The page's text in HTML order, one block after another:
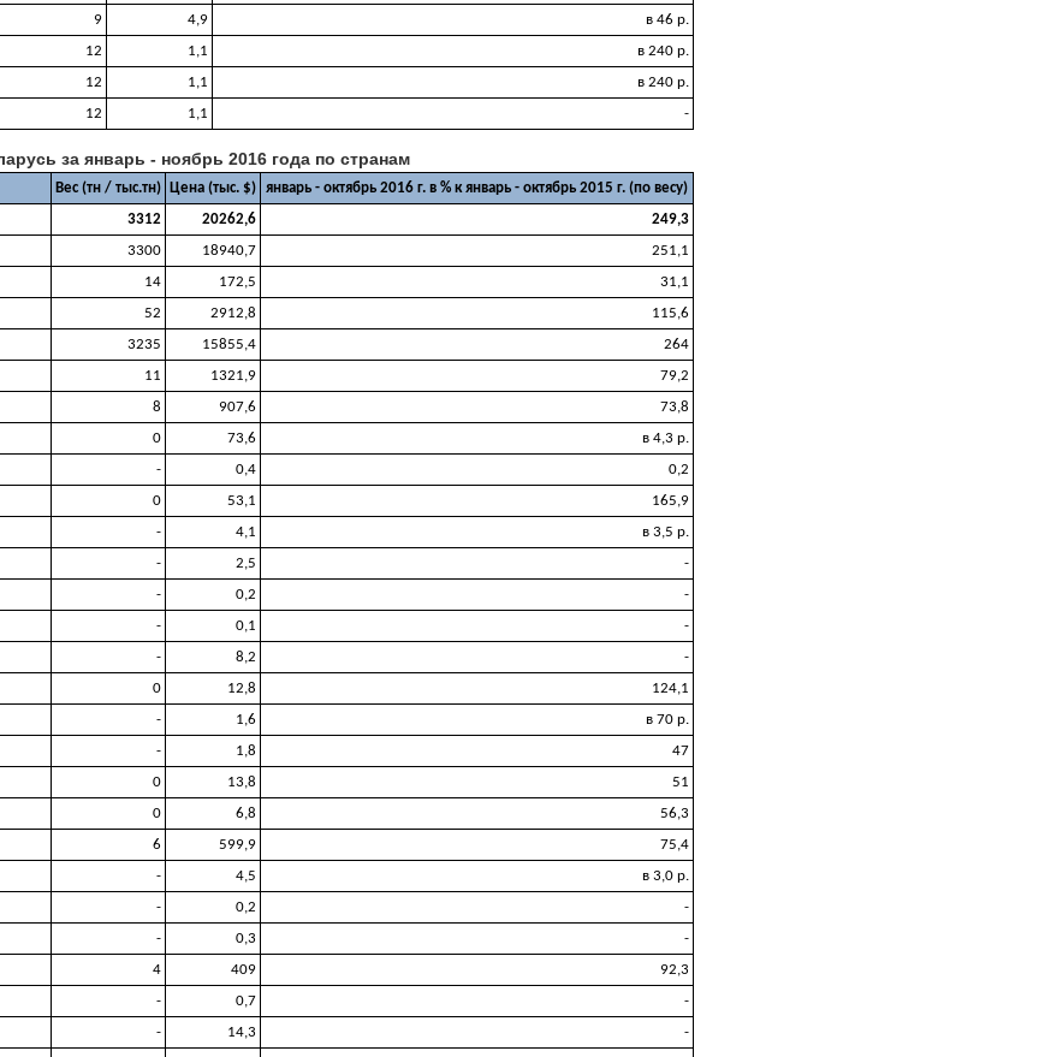
9 4,9
в 46 р.
12 1,1
в 240 р.
12 1,1
в 240 р.
12 1,1 -
за январь - ноябрь 2016 года по странам
Вес (тн / тыс.тн) Цена (тыс. $)
январь - октябрь 2016 г. в % к январь - октябрь 2015 г. (по весу)
3312 20262,6
249,3
3300 18940,7
251,1
14 172,5
31,1
52 2912,8
115,6
3235 15855,4
264
11 1321,9
79,2
8 907,6
73,8
0 73,6
в 4,3 р.
- 0,4
0,2
0 53,1
165,9
- 4,1
в 3,5 р.
- 2,5
-
- 0,2
-
- 0,1
-
- 8,2
-
0 12,8
124,1
- 1,6
в 70 р.
- 1,8
47
0 13,8
51
0 6,8
56,3
6 599,9
75,4
- 4,5
в 3,0 р.
- 0,2
-
- 0,3
-
4 409
92,3
- 0,7
-
- 14,3
-